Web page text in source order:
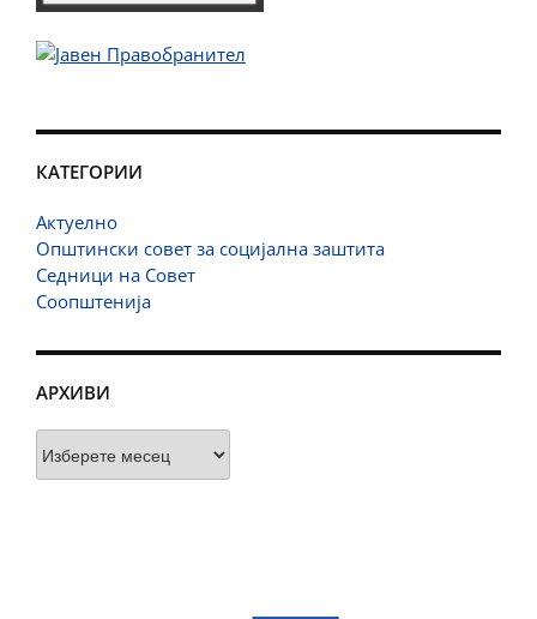
КАТЕГОРИИ
Актуелно
Општински совет за социјална заштита
Седници на Совет
Соопштенија
АРХИВИ